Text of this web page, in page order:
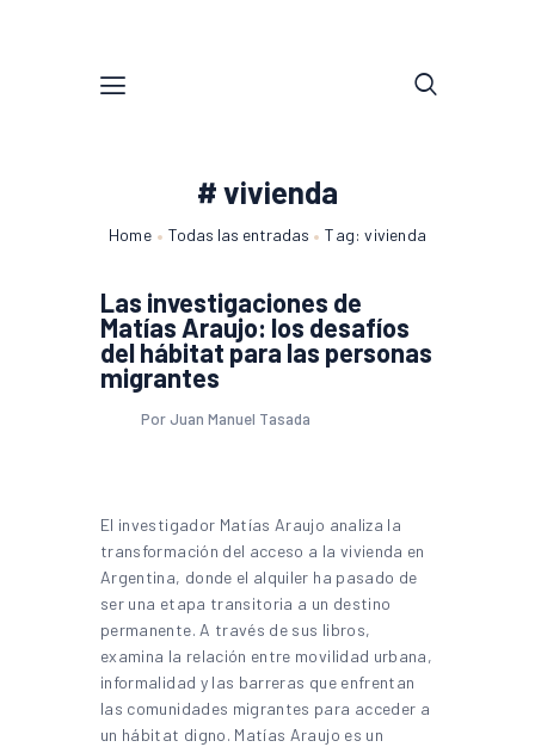
# vivienda
Home Todas las entradas Tag: vivienda
Las investigaciones de
Matías Araujo: los desafíos
del hábitat para las personas
migrantes
Por Juan Manuel Tasada
El investigador Matías Araujo analiza la
transformación del acceso a la vivienda en
Argentina, donde el alquiler ha pasado de
ser una etapa transitoria a un destino
permanente. A través de sus libros,
examina la relación entre movilidad urbana,
informalidad y las barreras que enfrentan
las comunidades migrantes para acceder a
un hábitat digno. Matías Araujo es un